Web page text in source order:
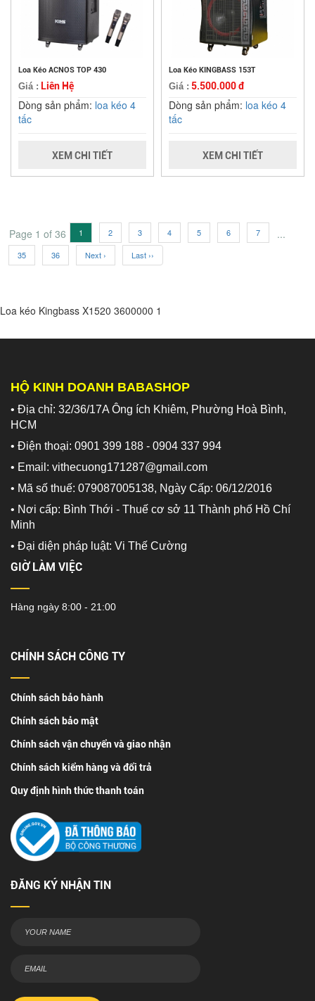
Loa Kéo ACNOS TOP 430
Giá : Liên Hệ
Dòng sản phẩm: loa kéo 4
tấc
XEM CHI TIẾT
Loa Kéo KINGBASS 153T
Giá : 5.500.000 đ
Dòng sản phẩm: loa kéo 4
tấc
XEM CHI TIẾT
Page 1 of 36 1 2 3 4 5 6 7 ...
35 36 Next › Last ››
Loa kéo Kingbass X1520 3600000 1
HỘ KINH DOANH BABASHOP
• Địa chỉ: 32/36/17A Ông ích Khiêm, Phường Hoà Bình,
HCM
• Điện thoại: 0901 399 188 - 0904 337 994
• Email: vithecuong171287@gmail.com
• Mã số thuế: 079087005138, Ngày Cấp: 06/12/2016
• Nơi cấp: Bình Thới - Thuế cơ sở 11 Thành phố Hồ Chí
Minh
• Đại diện pháp luật: Vi Thế Cường
GIỜ LÀM VIỆC
Hàng ngày 8:00 - 21:00
CHÍNH SÁCH CÔNG TY
Chính sách bảo hành
Chính sách bảo mật
Chính sách vận chuyển và giao nhận
Chính sách kiểm hàng và đổi trả
Quy định hình thức thanh toán
ĐĂNG KÝ NHẬN TIN